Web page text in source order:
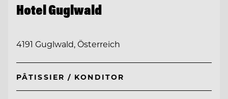
Hotel Guglwald
4191 Guglwald, Österreich
PÂTISSIER / KONDITOR